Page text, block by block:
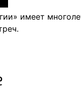
имеет